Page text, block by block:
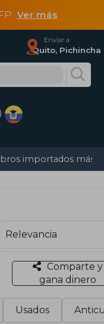
Ver más
Enviar a
Quito, Pichincha
importados más
Comparte y
gana dinero
Usados